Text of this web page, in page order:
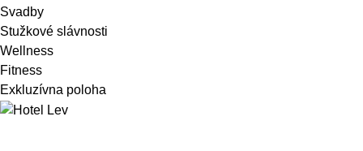
Svadby
Stužkové slávnosti
Wellness
Fitness
Exkluzívna poloha